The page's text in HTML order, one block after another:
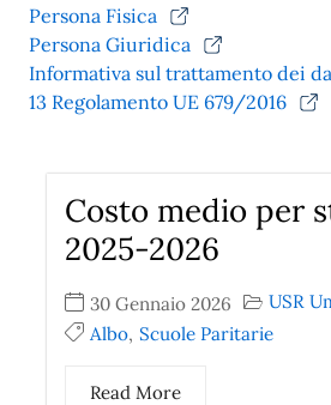
Persona Fisica
Persona Giuridica
Informativa sul trattamento dei
13 Regolamento UE 679/2016
Costo medio per
2025-2026
30 Gennaio 2026
USR
Albo, Scuole Paritarie
Read More